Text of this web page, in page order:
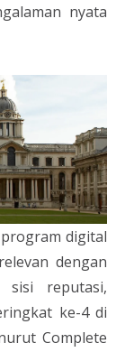
nyata
digital
dengan
reputasi,
ke-4 di
Complete